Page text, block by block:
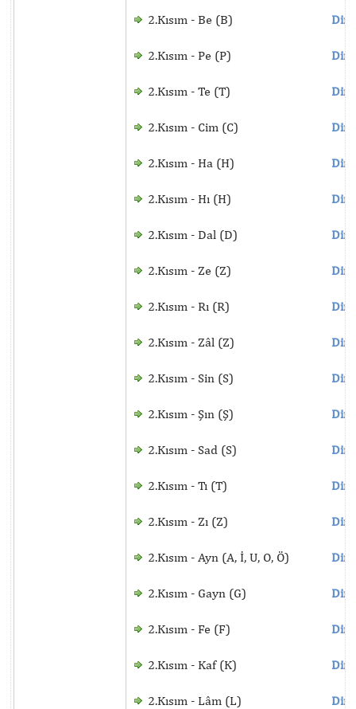
2.Kısım - Be (B)
2.Kısım - Pe (P)
2.Kısım - Te (T)
2.Kısım - Cim (C)
2.Kısım - Ha (H)
2.Kısım - Hı (H)
2.Kısım - Dal (D)
2.Kısım - Ze (Z)
2.Kısım - Rı (R)
2.Kısım - Zâl (Z)
2.Kısım - Sin (S)
2.Kısım - Şın (Ş)
2.Kısım - Sad (S)
2.Kısım - Tı (T)
2.Kısım - Zı (Z)
2.Kısım - Ayn (A, İ, U, O, Ö)
2.Kısım - Gayn (G)
2.Kısım - Fe (F)
2.Kısım - Kaf (K)
2.Kısım - Lâm (L)